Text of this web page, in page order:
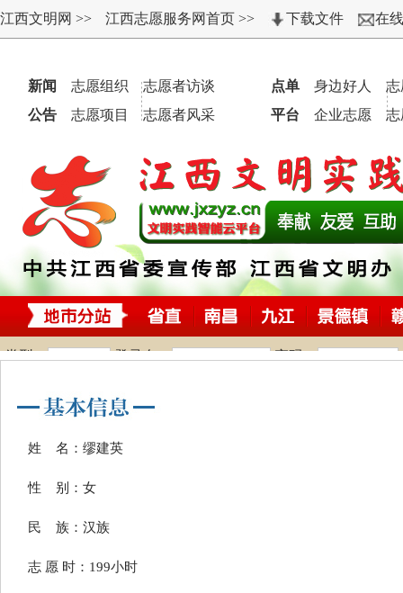
姓 名：缪建英
性 别：女
民 族：汉族
志 愿 时：199小时